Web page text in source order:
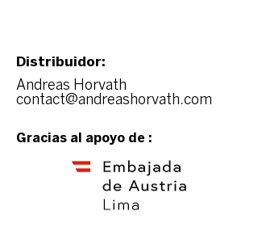
Distribuidor:
Andreas Horvath
contact@andreashorvath.com
Gracias al apoyo de :